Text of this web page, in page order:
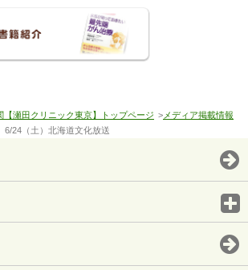
瀬田クリニック東京】トップページ > メディア掲載情報
24（土）北海道文化放送